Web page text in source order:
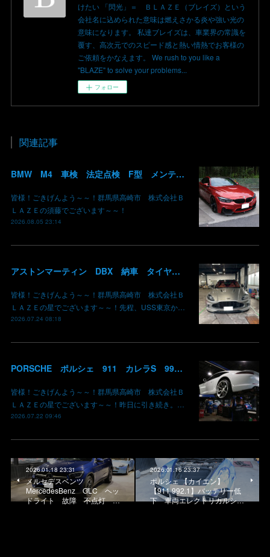
けたい 「閃光」＝ ＢＬＡＺＥ（ブレイズ）という
会社名に込められた意味は燃えさかる炎や強い光の
意味になります。 私達ブレイズは、車業界の常識を
覆す、高次元でのスピード感と熱い情熱でお客様の
ご依頼をかなえます。 We rush to you like a
"BLAZE" to solve your problems...
フォロー
関連記事
BMW M4 車検 法定点検 F型 メンテナンス ロアアーム 交換 群馬 高崎
皆様！ごきげんよう～～！群馬県高崎市 株式会社Ｂ
ＬＡＺＥの須藤でございます～～！
2026.08.05 23:14
アストンマーティン DBX 納車 タイヤ組み替え ピレリ P-ZERO A8A アストンマーティン承認タイヤ 群馬県高崎市 株式会社BLAZE
皆様！ごきげんよう～～！群馬県高崎市 株式会社Ｂ
ＬＡＺＥの星でございます～～！先程、USS東京か…
2026.07.24 08:18
PORSCHE ポルシェ 911 カレラS 991 PDKオイル交換 群馬県高崎市 株式会社BLAZE
皆様！ごきげんよう～～！群馬県高崎市 株式会社Ｂ
ＬＡＺＥの星でございます～～！昨日に引き続き。…
2026.07.22 09:46
2026.01.18 23:31
メルセデスベンツ
MercedesBenz GLC ヘッ
ドライト 故障 不点灯 …
2026.01.16 23:37
ポルシェ 【カイエン】
【911 992.1】バッテリー低
下 車両エレクトリカルシ…